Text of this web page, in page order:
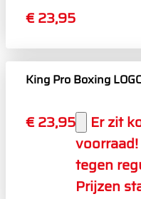
€ 23,95
King Pro Boxing
€ 23,95
Er zit
tegen
Prijzen